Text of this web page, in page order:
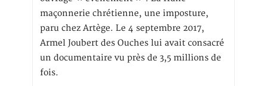
maçonnerie chrétienne, une imposture,
paru chez Artège. Le 4 septembre 2017,
Armel Joubert des Ouches lui avait consacré
un documentaire vu près de 3,5 millions de
fois.